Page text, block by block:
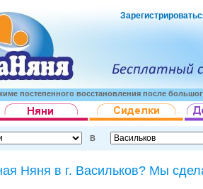
постепенного восстановления после
В
Няня в г. Васильков? Мы